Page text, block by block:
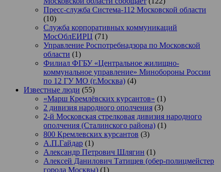
Пресс-служба Система-112 Московской области
(10)
Служба корпоративных коммуникаций
МосОблЕИРЦ (71)
Управление Роспотребнадзора по Московской
области (1)
Филиал ФГБУ «Центральное жилищно-
коммунальное управление» Минобороны России
по 12 ГУ МО (г.Москва) (4)
Известные люди (55)
«Марш Кремлёвских курсантов» (1)
2 дивизия народного ополчения (3)
2-й Московская стрелковая дивизия народного
ополчения (Сталинского района) (1)
800 Кремлевских курсантов (3)
А.П.Гайдар (1)
Александр Петрович Шлягин (1)
Алексей Данилович Татищев (обер-полицмейстер
города Москвы) (1)